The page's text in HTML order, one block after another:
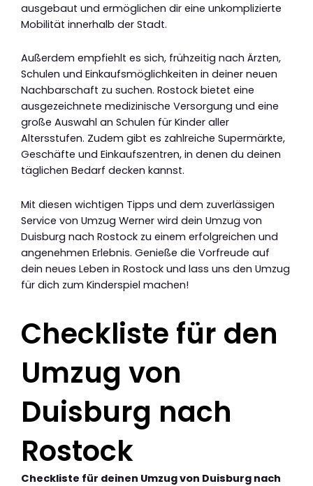
ausgebaut und ermöglichen dir eine unkomplizierte
Mobilität innerhalb der Stadt.
Außerdem empfiehlt es sich, frühzeitig nach Ärzten,
Schulen und Einkaufsmöglichkeiten in deiner neuen
Nachbarschaft zu suchen. Rostock bietet eine
ausgezeichnete medizinische Versorgung und eine
große Auswahl an Schulen für Kinder aller
Altersstufen. Zudem gibt es zahlreiche Supermärkte,
Geschäfte und Einkaufszentren, in denen du deinen
täglichen Bedarf decken kannst.
Mit diesen wichtigen Tipps und dem zuverlässigen
Service von Umzug Werner wird dein Umzug von
Duisburg nach Rostock zu einem erfolgreichen und
angenehmen Erlebnis. Genieße die Vorfreude auf
dein neues Leben in Rostock und lass uns den Umzug
für dich zum Kinderspiel machen!
Checkliste für den
Umzug von
Duisburg nach
Rostock
Checkliste für deinen Umzug von Duisburg nach